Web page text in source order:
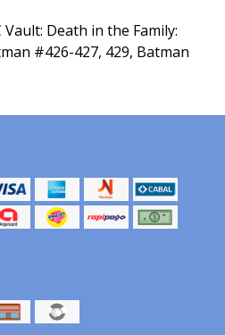
Vault: Death in the Family:
#426-427, 429, Batman